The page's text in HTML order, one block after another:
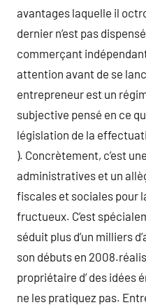
avantages laquelle il
dernier n’est pas
commerçant
attention avant de se
entrepreneur est un
subjective pensé en ce
législation de la
). Concrètement, c’est
administratives et un
fiscales et sociales pour
fructueux. C’est
séduit plus d’un milliers
son débuts en
propriétaire d’ des idées
ne les pratiquez pas.